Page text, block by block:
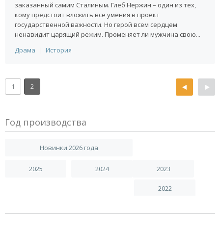
заказанный самим Сталиным. Глеб Нержин – один из тех,
кому предстоит вложить все умения в проект
государственной важности. Но герой всем сердцем
ненавидит царящий режим. Променяет ли мужчина свою...
Драма
История
1 2
Год производства
Новинки 2026 года
2025 2024 2023
2022